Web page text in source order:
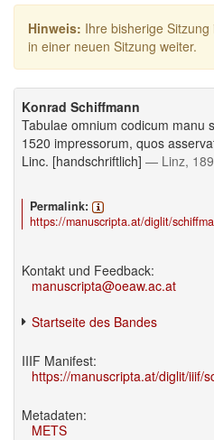
Hinweis: Ihre bisherige
in einer neuen Sitzung weiter.
Konrad Schiffmann
Tabulae omnium codicum manu
1520 impressorum, quos
Linc. [handschriftlich] — Linz,
Permalink:
https://manuscripta.at/diglit/
Kontakt und Feedback:
manuscripta@oeaw.ac.at
Startseite des Bandes
IIIF Manifest:
https://manuscripta.at/diglit/iiif/
Metadaten:
METS